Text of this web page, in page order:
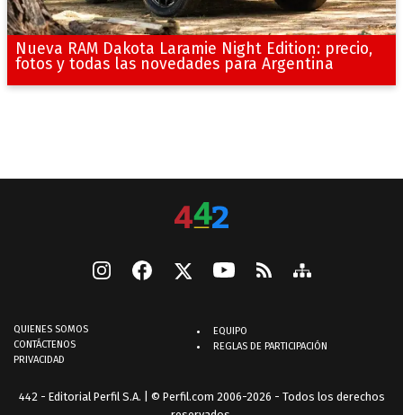
Nueva RAM Dakota Laramie Night Edition: precio,
fotos y todas las novedades para Argentina
QUIENES SOMOS
CONTÁCTENOS
PRIVACIDAD
EQUIPO
REGLAS DE PARTICIPACIÓN
442 - Editorial Perfil S.A. | © Perfil.com 2006-2026 - Todos los derechos